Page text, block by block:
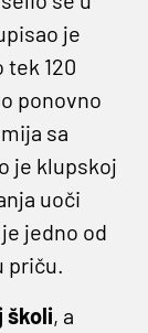
je
tek 120
ponovno
sa
je klupskoj
uoči
jedno od
priču.
školi, a